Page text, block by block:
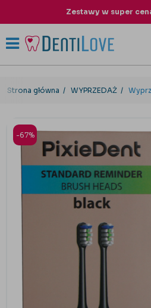
Zestawy w super
Strona główna WYPRZEDAŻ
-67%